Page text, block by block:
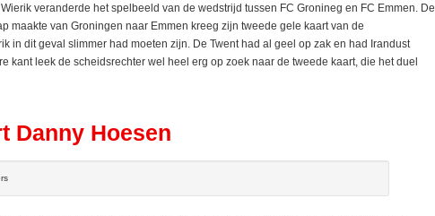
veranderde het spelbeeld van de wedstrijd tussen FC Gronineg en FC Emmen. De
maakte van Groningen naar Emmen kreeg zijn tweede gele kaart van de
in dit geval slimmer had moeten zijn. De Twent had al geel op zak en had Irandust
kant leek de scheidsrechter wel heel erg op zoek naar de tweede kaart, die het duel
Danny Hoesen